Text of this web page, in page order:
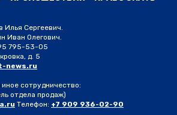
Илья Сергеевич.
Иван Олегович.
795-53-05
д. 5
news.ru
сотрудничество:
отдела продаж)
Телефон: +7 909 936-02-90